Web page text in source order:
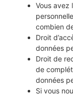
Vous avez
combien
Droit
données
Droit de
de
données
Si vous